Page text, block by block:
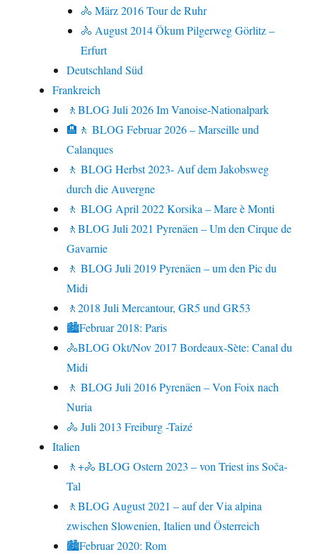
🚴 März 2016 Tour de Ruhr
🚴 August 2014 Ökum Pilgerweg Görlitz –
Erfurt
Deutschland Süd
Frankreich
🚶BLOG Juli 2026 Im Vanoise-Nationalpark
🏨🚶 BLOG Februar 2026 – Marseille und
Calanques
🚶 BLOG Herbst 2023- Auf dem Jakobsweg
durch die Auvergne
🚶 BLOG April 2022 Korsika – Mare è Monti
🚶BLOG Juli 2021 Pyrenäen – Um den Cirque de
Gavarnie
🚶 BLOG Juli 2019 Pyrenäen – um den Pic du
Midi
🚶2018 Juli Mercantour, GR5 und GR53
🏙Februar 2018: Paris
🚴BLOG Okt/Nov 2017 Bordeaux-Sète: Canal du
Midi
🚶 BLOG Juli 2016 Pyrenäen – Von Foix nach
Nuria
🚴 Juli 2013 Freiburg -Taizé
Italien
🚶+🚴 BLOG Ostern 2023 – von Triest ins Soča-
Tal
🚶BLOG August 2021 – auf der Via alpina
zwischen Slowenien, Italien und Österreich
🏙Februar 2020: Rom